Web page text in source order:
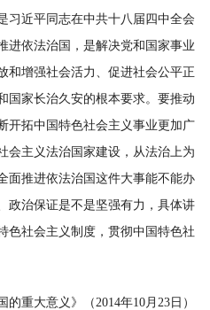
习近平同志在中共十八届四中全会
进依法治国，是解决党和国家事业
和增强社会活力、促进社会公平正
国家长治久安的根本要求。要推动
开拓中国特色社会主义事业更加广
会主义法治国家建设，从法治上为
面推进依法治国这件大事能不能办
政治保证是不是坚强有力，具体讲
色社会主义制度，贯彻中国特色社
大意义》（2014年10月23日）